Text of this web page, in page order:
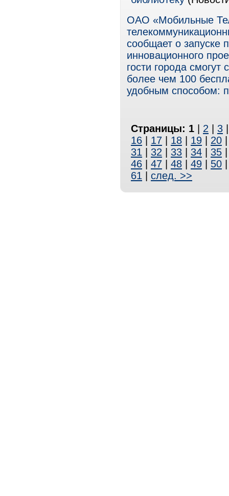
ОАО «Мобильные
сообщает о запуске
инновационного
гости города
более чем 100
удобным способом:
Страницы: 1 2 3
16
17 18 19 20
31
32 33 34 35
46
47 48 49 50
61
след. >>